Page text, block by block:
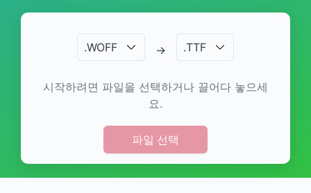
.WOFF → .TTF
시작하려면 파일을 선택하거나 끌어다 놓으세
요.
파일 선택